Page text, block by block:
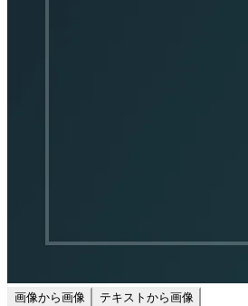
画像から画像 テキストから画像